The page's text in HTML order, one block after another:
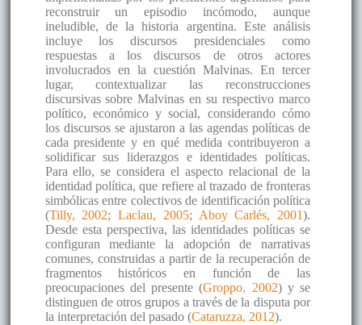
reconstruir un episodio incómodo, aunque
ineludible, de la historia argentina. Este análisis
incluye los discursos presidenciales como
respuestas a los discursos de otros actores
involucrados en la cuestión Malvinas. En tercer
lugar, contextualizar las reconstrucciones
discursivas sobre Malvinas en su respectivo marco
político, económico y social, considerando cómo
los discursos se ajustaron a las agendas políticas de
cada presidente y en qué medida contribuyeron a
solidificar sus liderazgos e identidades políticas.
Para ello, se considera el aspecto relacional de la
identidad política, que refiere al trazado de fronteras
simbólicas entre colectivos de identificación política
(Tilly, 2002;Laclau, 2005; Aboy Carlés, 2001).
Desde esta perspectiva, las identidades políticas se
configuran mediante la adopción de narrativas
comunes, construidas a partir de la recuperación de
fragmentos históricos en función de las
preocupaciones del presente (Groppo, 2002) y se
distinguen de otros grupos a través de la disputa por
la interpretación del pasado (Cataruzza, 2012).